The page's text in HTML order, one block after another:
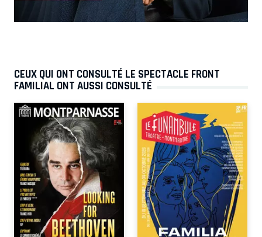
CEUX QUI ONT CONSULTÉ LE SPECTACLE FRONT
FAMILIAL ONT AUSSI CONSULTÉ